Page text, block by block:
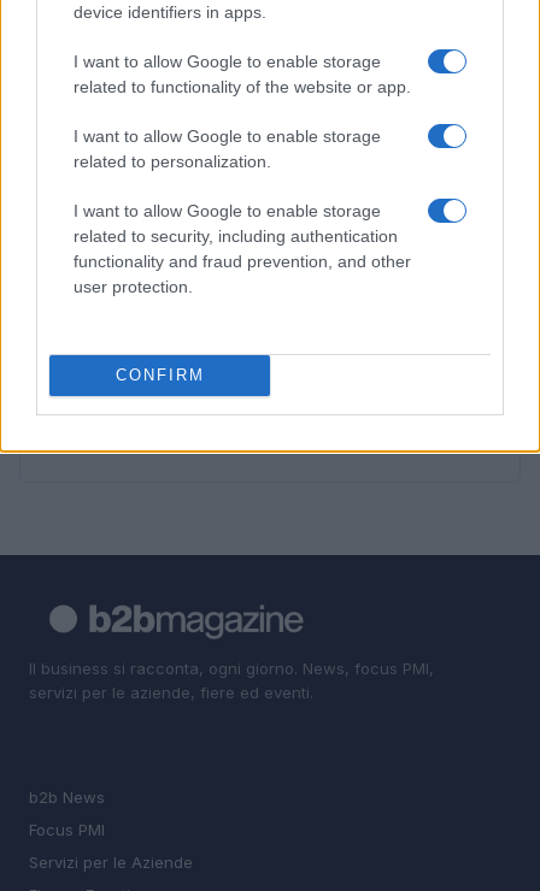
device identifiers in apps.
I want to allow Google to enable storage
related to functionality of the website or app.
I want to allow Google to enable storage
related to personalization.
I want to allow Google to enable storage
related to security, including authentication
functionality and fraud prevention, and other
user protection.
CONFIRM
PIÙ LETTI
Monitoraggio fibre aerodisperse amianto: cosa cambia
nel 2026
Come l’AI sta trasformando il lavoro dei responsabili
dell’innovazione
Nuovi incentivi INAIL per la sicurezza sul lavoro: ecco
le novità del modello OT23 2027
4
della privacy
5 Come trasformare l’IA in un vantaggio competitivo per
Il business si racconta, ogni giorno. News, focus PMI,
servizi per le aziende, fiere ed eventi.
b2b News
Focus PMI
Servizi per le Aziende